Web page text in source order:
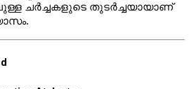
ചർച്ചകളുടെ തുടർച്ചയായാണ്